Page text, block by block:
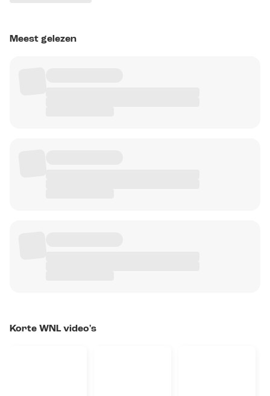
Meest gelezen
Korte WNL video's